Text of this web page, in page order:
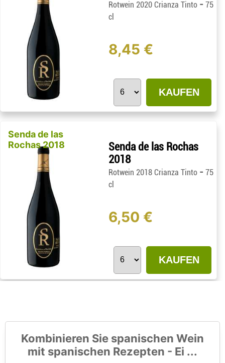
Rotwein 2020 Crianza Tinto -75
cl
8,45 €
KAUFEN
Senda de las
Rochas 2018
Senda de las Rochas
2018
Rotwein 2018 Crianza Tinto -75
cl
6,50 €
KAUFEN
Kombinieren Sie spanischen Wein
mit spanischen Rezepten - Ei ...